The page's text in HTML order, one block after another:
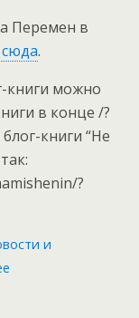
Перемен в
.
книги можно
в конце /?
книги “Не
?
и